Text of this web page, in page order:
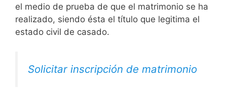
el medio de prueba de que el matrimonio se ha
realizado, siendo ésta el título que legitima el
estado civil de casado.
Solicitar inscripción de matrimonio